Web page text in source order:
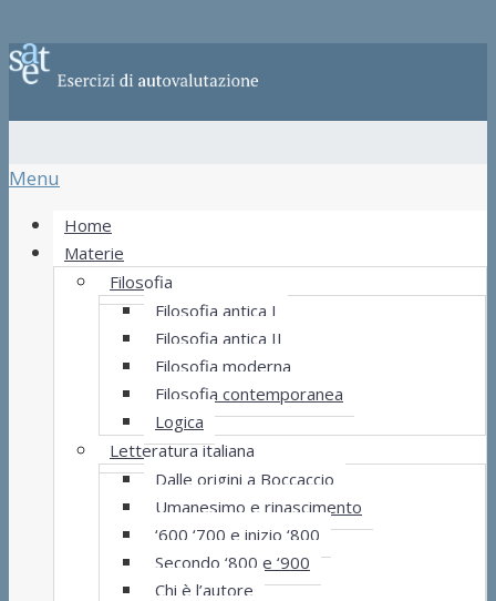
Menu
Home
Materie
Filosofia
Filosofia antica I
Filosofia antica II
Filosofia moderna
Filosofia contemporanea
Logica
Letteratura italiana
Dalle origini a Boccaccio
Umanesimo e rinascimento
‘600 ‘700 e inizio ‘800
Secondo ‘800 e ‘900
Chi è l’autore